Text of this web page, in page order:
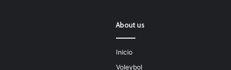
About us
Inicio
Voleybol